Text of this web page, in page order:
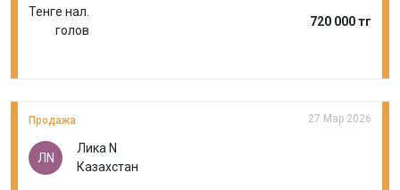
Тенге нал.
голов
720 000 тг
Продажа 27 Мар 2026
ЛN
Лика N
Казахстан